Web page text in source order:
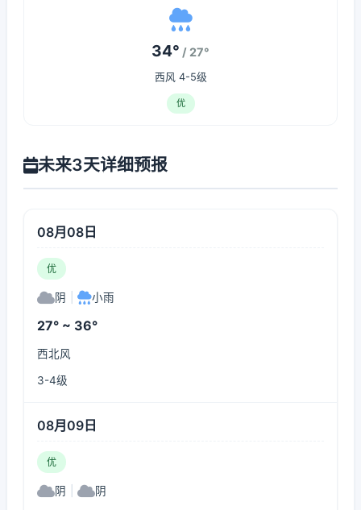
34° / 27°
西风 4-5级
优
未来3天详细预报
08月08日
优
阴 小雨
27° ~ 36°
西北风
3-4级
08月09日
优
阴 阴